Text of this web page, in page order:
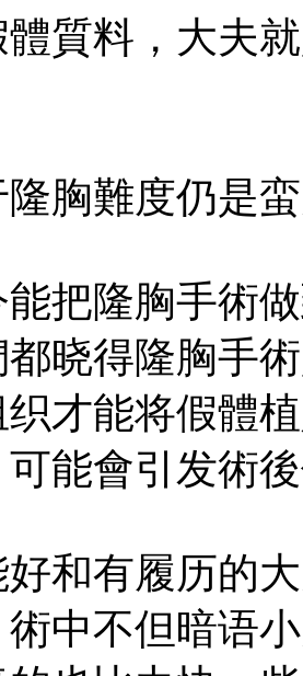
體質料，大夫
隆胸難度仍是
能把隆胸手術
都晓得隆胸手
织才能将假體
能會引发術
和有履历的
術中不但暗语